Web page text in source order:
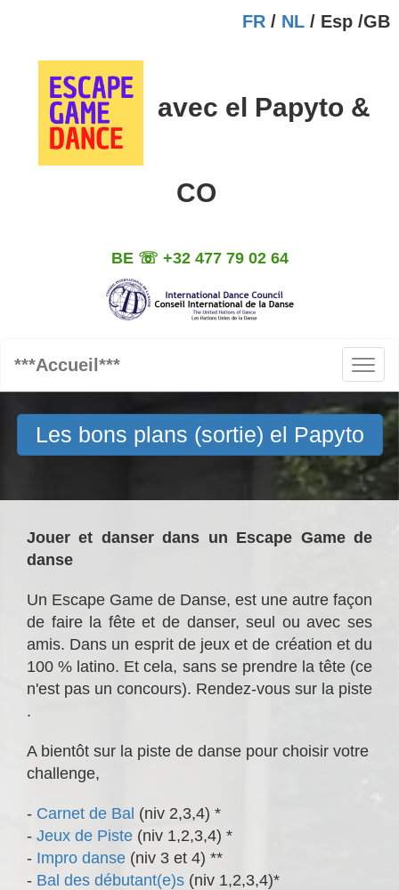
FR / NL / Esp /GB
avec el Papyto &
CO
BE ☏ +32 477 79 02 64
***Accueil***
Les bons plans (sortie) el Papyto
Jouer et danserdans un Escape Game de
danse
Un Escape Game de Danse, est une autre façon
de faire la fête et de danser, seul ou avec ses
amis. Dans un esprit de jeux et de création et du
100 % latino. Et cela, sans se prendre la tête (ce
n'est pas un concours). Rendez-vous sur la piste
.
A bientôt sur la piste de danse pour choisir votre
challenge,
- Carnet de Bal (niv 2,3,4) *
- Jeux de Piste (niv 1,2,3,4) *
- Impro danse (niv 3 et 4) **
- Bal des débutant(e)s (niv 1,2,3,4)*